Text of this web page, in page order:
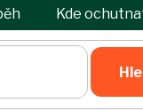
Kde